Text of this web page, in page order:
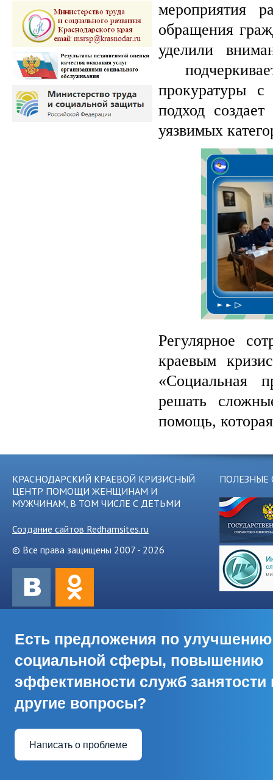
мероприятия
обращения
уделили
прокуратуры
подход
уязвимых
Регулярное
краевым
«Социальная
решать
помощь,
КРАСНОДАРСКИЙ КРАЕВОЙ КРИЗИСНЫЙ
ЦЕНТР ПОМОЩИ ЖЕНЩИНАМ И
МУЖЧИНАМ, В ТОМ ЧИСЛЕ С ДЕТЬМИ
Создание сайтов Redhamsites.ru
© Все права защищены 2007 - 2026
ПОЛЕЗНЫЕ
Есть предложения по улучшению
социальной сферы, повышению
эффективности служб занятости
другие вопросы?
Написать о проблеме